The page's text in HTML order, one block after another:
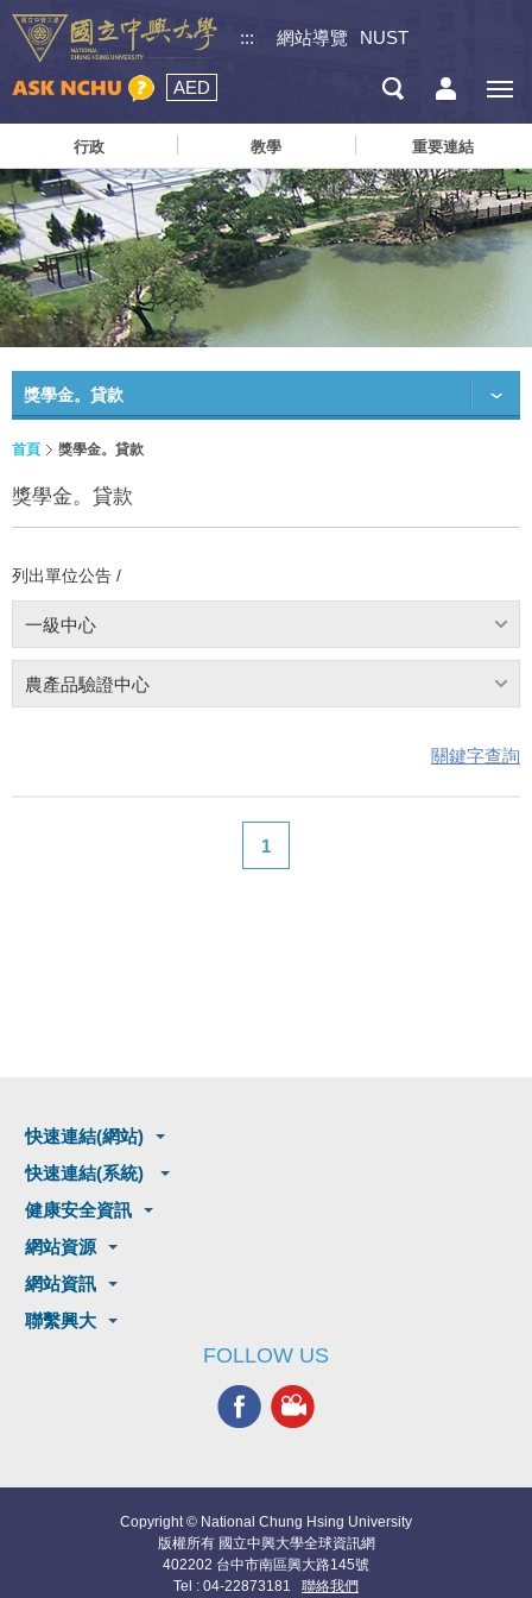
::: 網站導覽 NUST
AED
行政 教學 重要連結
獎學金。貸款
首頁 獎學金。貸款
獎學金。貸款
列出單位公告 /
一級中心
農產品驗證中心
關鍵字查詢
1
快速連結(網站)
快速連結(系統)
健康安全資訊
網站資源
網站資訊
聯繫興大
FOLLOW US
Copyright © National Chung Hsing University
版權所有 國立中興大學全球資訊網
402202 台中市南區興大路145號
Tel : 04-22873181 聯絡我們